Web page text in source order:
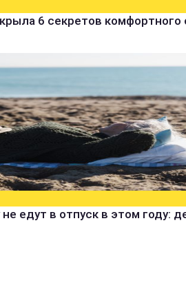
6 секретов комфортного
едут в отпуск в этом году: